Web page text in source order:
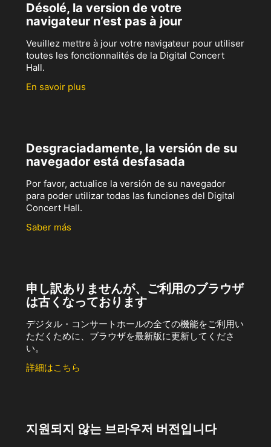
Désolé, la version de votre
navigateur n’est pas à jour
Veuillez mettre à jour votre navigateur pour utiliser
toutes les fonctionnalités de la Digital Concert
Hall.
En savoir plus
Desgraciadamente, la versión de su
navegador está desfasada
Por favor, actualice la versión de su navegador
para poder utilizar todas las funciones del Digital
Concert Hall.
Saber más
申し訳ありませんが、ご利用のブラウザ
は古くなっております
デジタル・コンサートホールの全ての機能をご利用い
ただくために、ブラウザを最新版に更新してくださ
い。
詳細はこちら
지원되지 않는 브라우저 버전입니다